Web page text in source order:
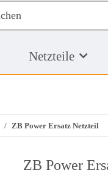
Netzteile
ZB Power Ersatz Netzteil
ZB Power